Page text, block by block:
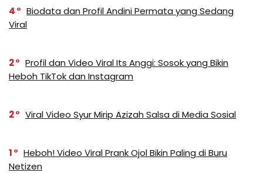
4
Biodata dan Profil Andini Permata yang Sedang
Viral
2
Profil dan Video Viral Its Anggi: Sosok yang Bikin
Heboh TikTok dan Instagram
2 Viral Video Syur Mirip Azizah Salsa di Media Sosial
1
Heboh! Video Viral Prank Ojol Bikin Paling di Buru
Netizen